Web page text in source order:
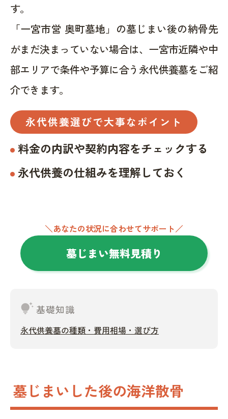
す。
「一宮市営 奥町墓地」の墓じまい後の納骨先
がまだ決まっていない場合は、一宮市近隣や中
部エリアで条件や予算に合う永代供養墓をご紹
介できます。
永代供養選びで大事なポイント
料金の内訳や契約内容をチェックする
永代供養の仕組みを理解しておく
＼あなたの状況に合わせてサポート／
墓じまい無料見積り
tips_and_updates基礎知識
永代供養墓の種類・費用相場・選び方
墓じまいした後の海洋散骨